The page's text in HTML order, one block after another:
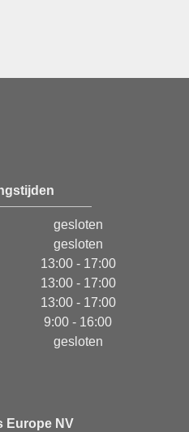
gesloten
gesloten
13:00 - 17:00
13:00 - 17:00
13:00 - 17:00
9:00 - 16:00
gesloten
Europe NV